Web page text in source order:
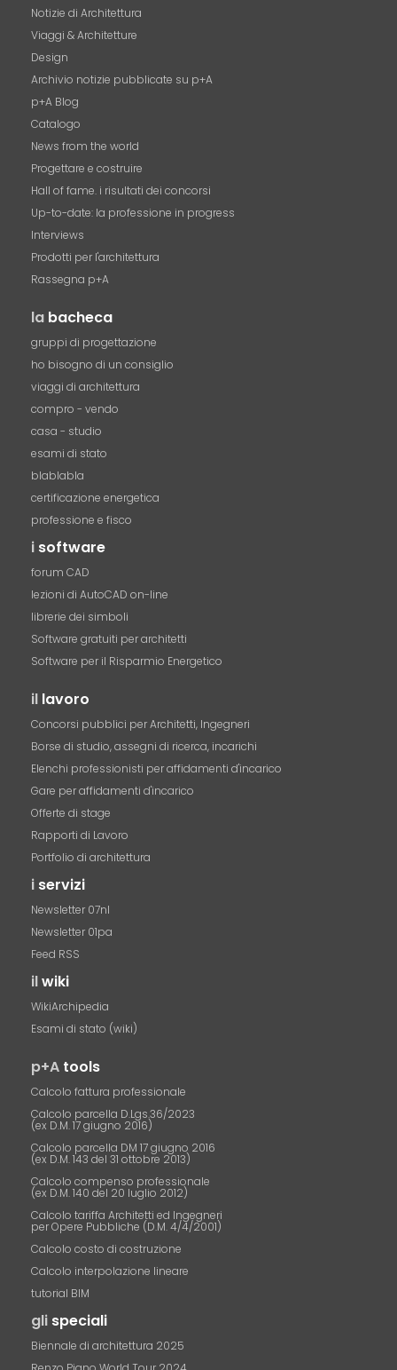
Notizie di Architettura
Viaggi & Architetture
Design
Archivio notizie pubblicate su p+A
p+A Blog
Catalogo
News from the world
Progettare e costruire
Hall of fame. i risultati dei concorsi
Up-to-date: la professione in progress
Interviews
Prodotti per l'architettura
Rassegna p+A
la bacheca
gruppi di progettazione
ho bisogno di un consiglio
viaggi di architettura
compro - vendo
casa - studio
esami di stato
blablabla
certificazione energetica
professione e fisco
i software
forum CAD
lezioni di AutoCAD on-line
librerie dei simboli
Software gratuiti per architetti
Software per il Risparmio Energetico
il lavoro
Concorsi pubblici per Architetti, Ingegneri
Borse di studio, assegni di ricerca, incarichi
Elenchi professionisti per affidamenti d'incarico
Gare per affidamenti d'incarico
Offerte di stage
Rapporti di Lavoro
Portfolio di architettura
i servizi
Newsletter 07nl
Newsletter 01pa
Feed RSS
ilwiki
WikiArchipedia
Esami di stato (wiki)
p+A tools
Calcolo fattura professionale
Calcolo parcella D.Lgs.36/2023
(ex D.M. 17 giugno 2016)
Calcolo parcella DM 17 giugno 2016
(ex D.M. 143 del 31 ottobre 2013)
Calcolo compenso professionale
(ex D.M. 140 del 20 luglio 2012)
Calcolo tariffa Architetti ed Ingegneri
per Opere Pubbliche (D.M. 4/4/2001)
Calcolo costo di costruzione
Calcolo interpolazione lineare
tutorial BIM
gli speciali
Biennale di architettura 2025